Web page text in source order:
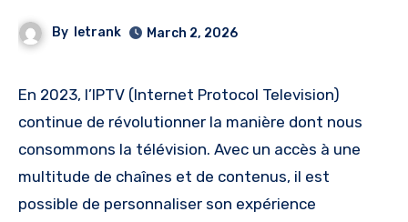
By letrank March 2, 2026
En 2023, l’IPTV (Internet Protocol Television)
continue de révolutionner la manière dont nous
consommons la télévision. Avec un accès à une
multitude de chaînes et de contenus, il est
possible de personnaliser son expérience